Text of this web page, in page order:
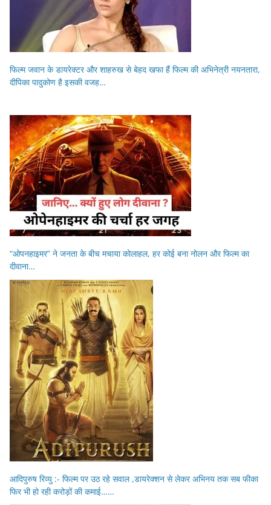
फिल्म जवान के डायरेक्टर और शाहरुख से बेहद खफा हैं फिल्म की अभिनेत्री नयनतारा,
दीपिका पादुकोण है इसकी वजह…
“ओपनहाइमर” ने जनता के बीच मचाया कोलाहल, हर कोई बना नोलन और फिल्म का
दीवाना…
आदिपुरुष रिव्यु :- फिल्म पर उठ रहे सवाल ,डायरेक्शन से लेकर अभिनय तक सब फीका
फिर भी हो रही करोड़ों की कमाई……